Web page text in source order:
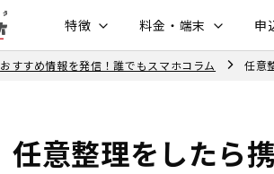
特徴 料金・端末 申
おすすめ情報を発信！誰でもスマホコラム 任意
任意整理をしたら